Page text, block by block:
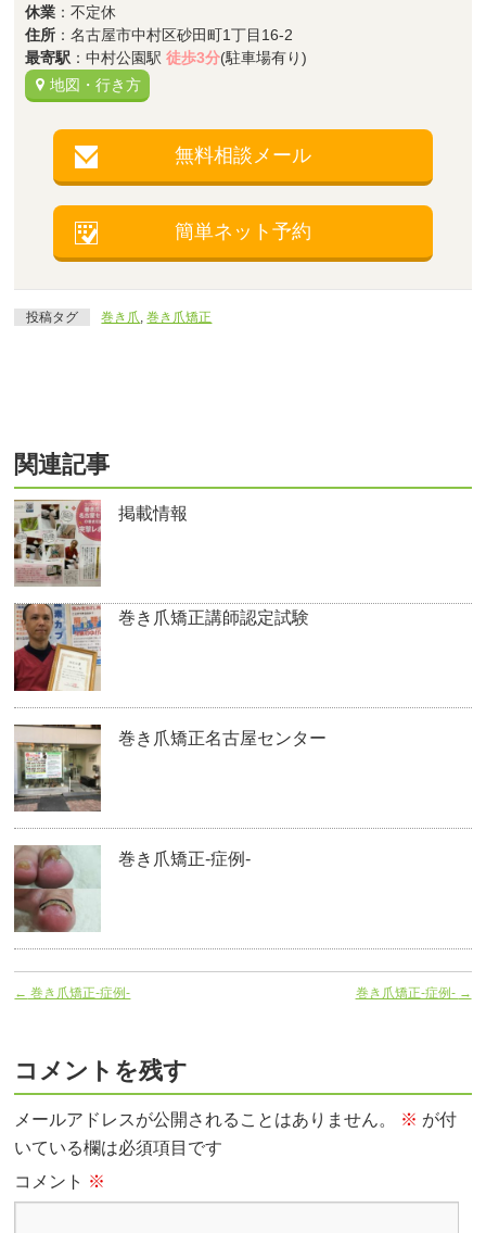
休業 ：不定休
住所 ：名古屋市中村区砂田町1丁目16-2
最寄駅 ：中村公園駅徒歩3分(駐車場有り)
地図・行き方
無料相談メール
簡単ネット予約
投稿タグ 巻き爪 ,巻き爪矯正
関連記事
掲載情報
巻き爪矯正講師認定試験
巻き爪矯正名古屋センター
巻き爪矯正‐症例-
← 巻き爪矯正‐症例- 巻き爪矯正‐症例- →
コメントを残す
メールアドレスが公開されることはありません。 ※ が付
いている欄は必須項目です
コメント ※